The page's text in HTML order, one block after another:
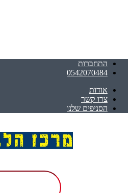
התחברות
0542070484
אודות
צרו קשר
הסניפים שלנו